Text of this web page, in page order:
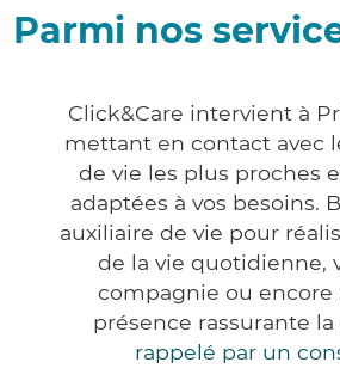
Parmi nos
Click&Care intervient à
mettant en contact avec
de vie les plus proches
adaptées à vos besoins.
auxiliaire de vie pour
de la vie quotidienne,
compagnie ou encore
présence rassurante la
rappelé par un